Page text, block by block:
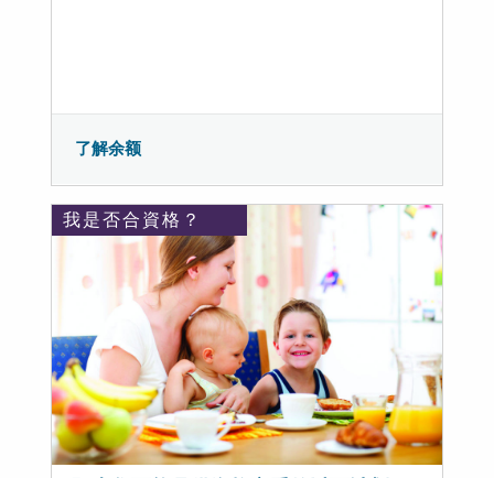
了解余额
我是否合資格？